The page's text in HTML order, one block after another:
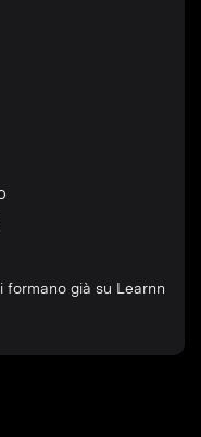
formano già su Learnn